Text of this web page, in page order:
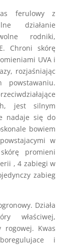
ferulowy z
działanie
rodniki,
Chroni skórę
UVA i
rozjaśniając
powstawaniu.
jest silnym
nadaje się do
bowiem
w
promieni
, 4 zabiegi w
zabieg
Działa
właściwej,
rogowej. Kwas
i